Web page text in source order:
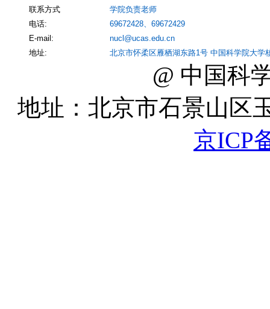
联系方式
学院负责老师
电话:
69672428、69672429
E-mail:
nucl@ucas.edu.cn
地址:
北京市怀柔区雁栖湖东路1号 中国科学院大学
@ 中国科
地址：北京市石景山区
京ICP